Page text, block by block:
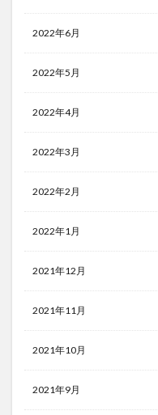
2022年6月
2022年5月
2022年4月
2022年3月
2022年2月
2022年1月
2021年12月
2021年11月
2021年10月
2021年9月